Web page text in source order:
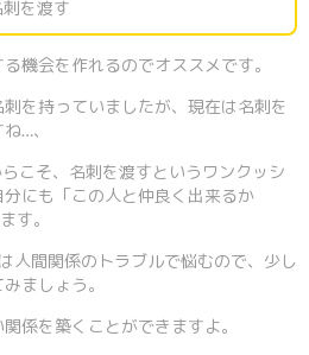
を渡す
機会を作れるのでオススメです。
を持っていましたが、現在は名刺を
…、
こそ、名刺を渡すというワンクッシ
にも「この人と仲良く出来るか
す。
人間関係のトラブルで悩むので、少し
ましょう。
係を築くことができますよ。